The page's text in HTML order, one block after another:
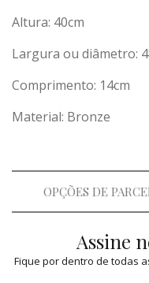
Altura: 40cm
Largura ou diâmetro:
Comprimento: 14cm
Material: Bronze
OPÇÕES DE
deR$ 5.000,00
3xdeR$ 3.333,00
Assine
Fique por dentro de todas